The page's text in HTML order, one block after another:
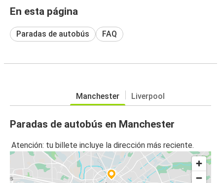
En esta página
Paradas de autobús FAQ
Manchester Liverpool
Paradas de autobús en Manchester
Atención: tu billete incluye la dirección más reciente.